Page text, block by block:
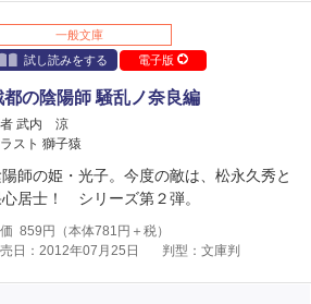
一般文庫
試し読みをする
電子版
都の陰陽師 騒乱ノ奈良編
武内 涼
スト 獅子猿
陽師の姫・光子。今度の敵は、松永久秀と
居士！ シリーズ第２弾。
859 円（本体781 円＋税）
日：2012年07月25日
判型：文庫判